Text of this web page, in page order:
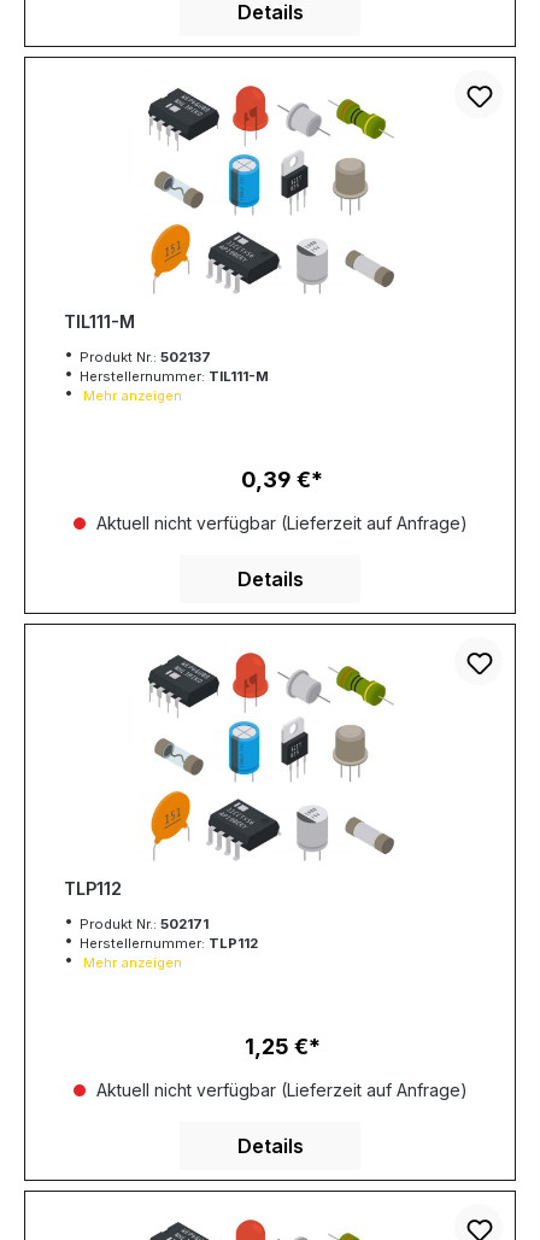
Details
TIL111-M
Produkt Nr.: 502137
Herstellernummer: TIL111-M
Mehr anzeigen
Regulärer Preis:
0,39 €
Aktuell nicht verfügbar (Lieferzeit auf Anfrage)
Details
TLP112
Produkt Nr.: 502171
Herstellernummer: TLP112
Mehr anzeigen
Regulärer Preis:
1,25 €
Aktuell nicht verfügbar (Lieferzeit auf Anfrage)
Details